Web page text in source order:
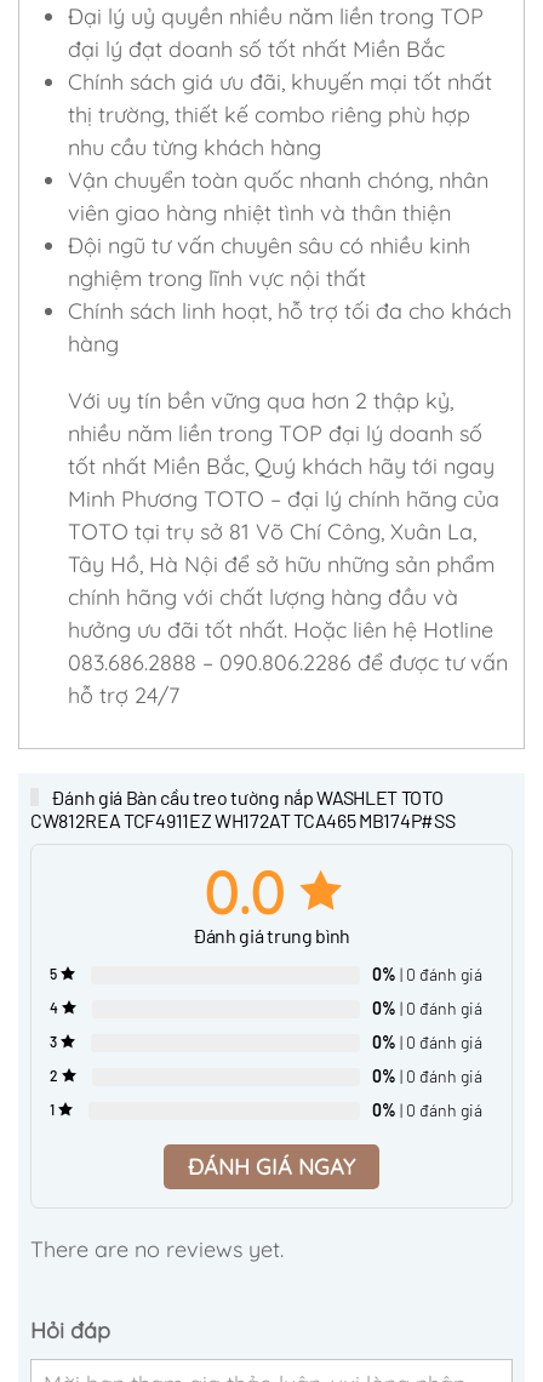
Đại lý uỷ quyền nhiều năm liền trong TOP
đại lý đạt doanh số tốt nhất Miền Bắc
Chính sách giá ưu đãi, khuyến mại tốt nhất
thị trường, thiết kế combo riêng phù hợp
nhu cầu từng khách hàng
Vận chuyển toàn quốc nhanh chóng, nhân
viên giao hàng nhiệt tình và thân thiện
Đội ngũ tư vấn chuyên sâu có nhiều kinh
nghiệm trong lĩnh vực nội thất
Chính sách linh hoạt, hỗ trợ tối đa cho khách
hàng
Với uy tín bền vững qua hơn 2 thập kỷ,
nhiều năm liền trong TOP đại lý doanh số
tốt nhất Miền Bắc, Quý khách hãy tới ngay
Minh Phương TOTO – đại lý chính hãng của
TOTO tại trụ sở 81 Võ Chí Công, Xuân La,
Tây Hồ, Hà Nội để sở hữu những sản phẩm
chính hãng với chất lượng hàng đầu và
hưởng ưu đãi tốt nhất. Hoặc liên hệ Hotline
083.686.2888 – 090.806.2286 để được tư vấn
hỗ trợ 24/7
Đánh giá Bàn cầu treo tường nắp WASHLET TOTO
CW812REA TCF4911EZ WH172AT TCA465 MB174P#SS
0.0
Đánh giá trung bình
5 0% | 0 đánh giá
4 0% | 0 đánh giá
3 0% | 0 đánh giá
2 0% | 0 đánh giá
1 0% | 0 đánh giá
ĐÁNH GIÁ NGAY
There are no reviews yet.
Hỏi đáp